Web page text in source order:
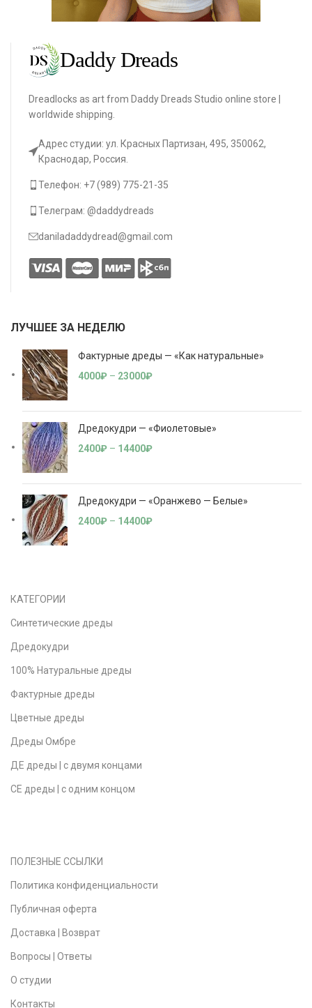
Dreadlocks as art from Daddy Dreads Studio online store |
worldwide shipping.
Адрес студии: ул. Красных Партизан, 495, 350062,
Краснодар, Россия.
Телефон: +7 (989) 775-21-35
Телеграм: @daddydreads
daniladaddydread@gmail.com
ЛУЧШЕЕ ЗА НЕДЕЛЮ
Фактурные дреды — «Как натуральные»
4000₽ – 23000₽
Дредокудри — «Фиолетовые»
2400₽ – 14400₽
Дредокудри — «Оранжево — Белые»
2400₽ – 14400₽
КАТЕГОРИИ
Синтетические дреды
Дредокудри
100% Натуральные дреды
Фактурные дреды
Цветные дреды
Дреды Омбре
ДЕ дреды | с двумя концами
СЕ дреды | с одним концом
ПОЛЕЗНЫЕ ССЫЛКИ
Политика конфиденциальности
Публичная оферта
Доставка | Возврат
Вопросы | Ответы
О студии
Контакты